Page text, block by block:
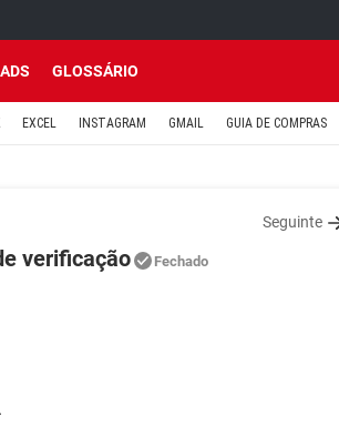
GLOSSÁRIO
EXCEL INSTAGRAM GMAIL GUIA DE COMPRAS
Seguinte
verificação Fechado